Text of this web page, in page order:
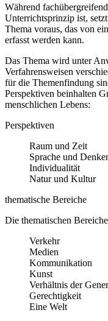
Während
Unterrichtsprinzip ist,
Thema voraus, das von
erfasst werden kann.
Das Thema wird unter
Verfahrensweisen
für die Themenfindung
Perspektiven beinhalten
menschlichen Lebens:
Perspektiven
Raum und Zeit
Sprache und
Individualität
Natur und Kultur
thematische Bereiche
Die thematischen
Verkehr
Medien
Kommunikation
Kunst
Verhältnis der
Gerechtigkeit
Eine Welt